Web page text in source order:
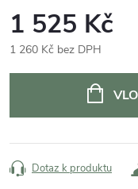
1 525 Kč
1 260 Kč bez DPH
Dotaz k produktu